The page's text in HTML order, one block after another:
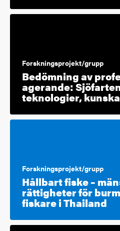
Forskningsprojekt/grupp
Bedömning av
agerande:
teknologier,
Forskningsprojekt/grupp
Hållbart fiske –
rättigheter för
fiskare i Thailand